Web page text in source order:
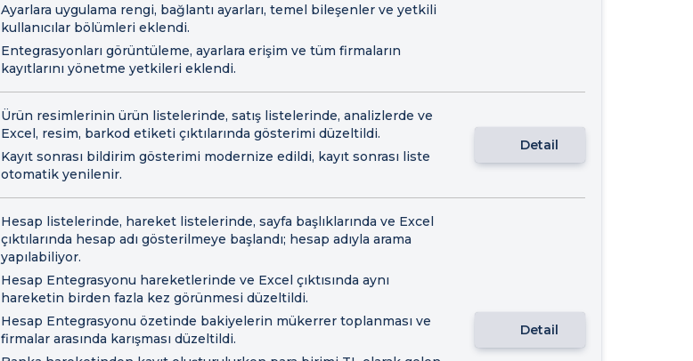
Ayarlara uygulama rengi, bağlantı ayarları, temel bileşenler ve yetkili
kullanıcılar bölümleri eklendi.
Entegrasyonları görüntüleme, ayarlara erişim ve tüm firmaların
kayıtlarını yönetme yetkileri eklendi.
Ürün resimlerinin ürün listelerinde, satış listelerinde, analizlerde ve
Excel, resim, barkod etiketi çıktılarında gösterimi düzeltildi.
Kayıt sonrası bildirim gösterimi modernize edildi, kayıt sonrası liste
otomatik yenilenir.
Detail
Hesap listelerinde, hareket listelerinde, sayfa başlıklarında ve Excel
çıktılarında hesap adı gösterilmeye başlandı; hesap adıyla arama
yapılabiliyor.
Hesap Entegrasyonu hareketlerinde ve Excel çıktısında aynı
hareketin birden fazla kez görünmesi düzeltildi.
Hesap Entegrasyonu özetinde bakiyelerin mükerrer toplanması ve
firmalar arasında karışması düzeltildi.
Detail